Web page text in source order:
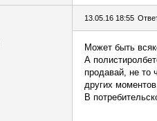
13.05.16 18:55
Может быть
А
продавай, не то
других
В